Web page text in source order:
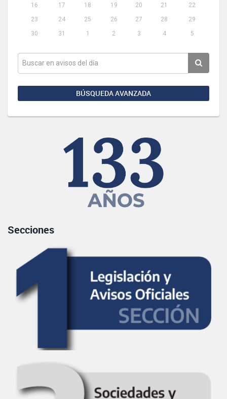
16
17 18 19 20 21
22
23
24 25 26 27 28
29
30
31 1 2 3 4 5
BÚSQUEDA AVANZADA
Secciones